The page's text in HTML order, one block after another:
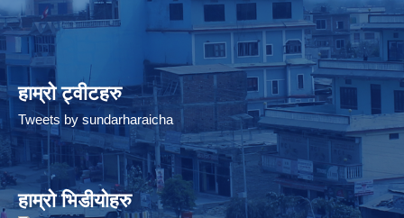
हाम्रो ट्वीटहरु
Tweets by sundarharaicha
हाम्रो भिडीयोहरु